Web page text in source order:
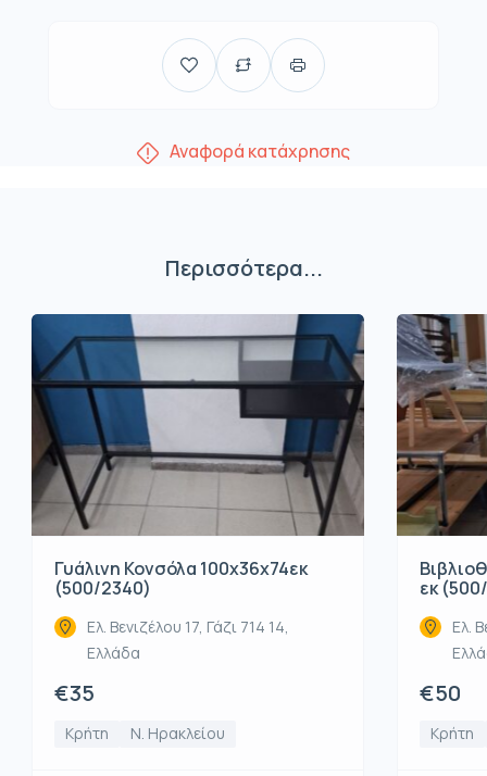
Αναφορά κατάχρησης
Περισσότερα...
Γυάλινη Κονσόλα 100x36x74εκ
(500/2340)
Ελ. Βενιζέλου 17, Γάζι 714 14,
Ελλάδα
€35
Κρήτη Ν. Ηρακλείου
εκ
Ελ.
€50
Κρήτη